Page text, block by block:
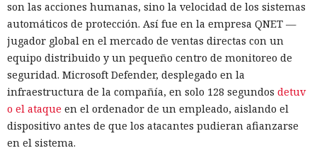
espaldas.
son las acciones humanas, sino la velocidad de los sistemas
automáticos de protección. Así fue en la empresa QNET —
jugador global en el mercado de ventas directas con un
equipo distribuido y un pequeño centro de monitoreo de
seguridad. Microsoft Defender, desplegado en la
infraestructura de la compañía, en solo 128 segundos detuv
o el ataque en el ordenador de un empleado, aislando el
dispositivo antes de que los atacantes pudieran afianzarse
en el sistema.